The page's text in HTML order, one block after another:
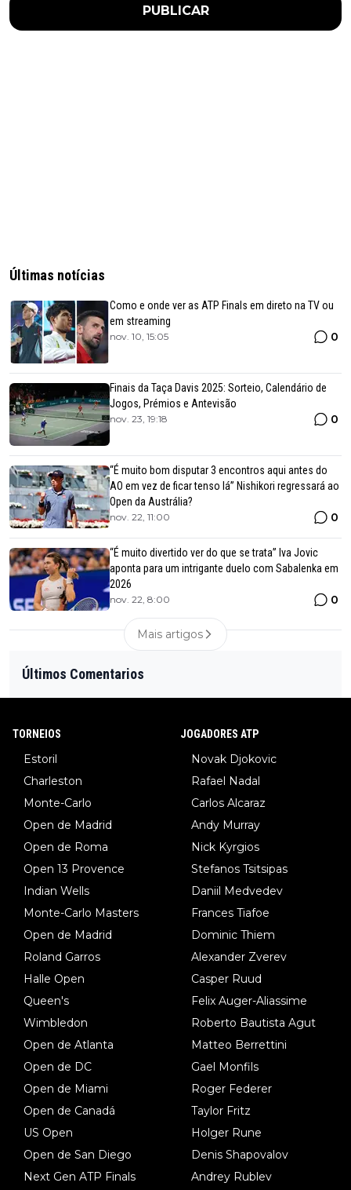
PUBLICAR
Últimas notícias
Como e onde ver as ATP Finals em direto na TV ou
em streaming
nov. 10, 15:05 0
Finais da Taça Davis 2025: Sorteio, Calendário de
Jogos, Prémios e Antevisão
nov. 23, 19:18 0
“É muito bom disputar 3 encontros aqui antes do
AO em vez de ficar tenso lá” Nishikori regressará ao
Open da Austrália?
nov. 22, 11:00 0
“É muito divertido ver do que se trata” Iva Jovic
aponta para um intrigante duelo com Sabalenka em
2026
nov. 22, 8:00 0
Mais artigos
Últimos Comentarios
TORNEIOS
Estoril
Charleston
Monte-Carlo
Open de Madrid
Open de Roma
Open 13 Provence
Indian Wells
Monte-Carlo Masters
Open de Madrid
Roland Garros
Halle Open
Queen's
Wimbledon
Open de Atlanta
Open de DC
Open de Miami
Open de Canadá
US Open
Open de San Diego
Next Gen ATP Finals
JOGADORES ATP
Novak Djokovic
Rafael Nadal
Carlos Alcaraz
Andy Murray
Nick Kyrgios
Stefanos Tsitsipas
Daniil Medvedev
Frances Tiafoe
Dominic Thiem
Alexander Zverev
Casper Ruud
Felix Auger-Aliassime
Roberto Bautista Agut
Matteo Berrettini
Gael Monfils
Roger Federer
Taylor Fritz
Holger Rune
Denis Shapovalov
Andrey Rublev